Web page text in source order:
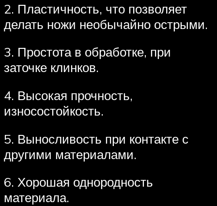
2. Пластичность, что позволяет
делать ножи необычайно острыми.
3. Простота в обработке, при
заточке клинков.
4. Высокая прочность,
износостойкость.
5. Выносливость при контакте с
другими материалами.
6. Хорошая однородность
материала.